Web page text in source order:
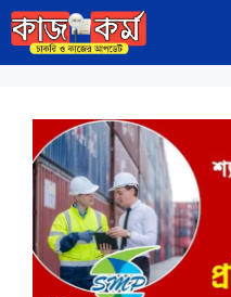
Skip
to
content